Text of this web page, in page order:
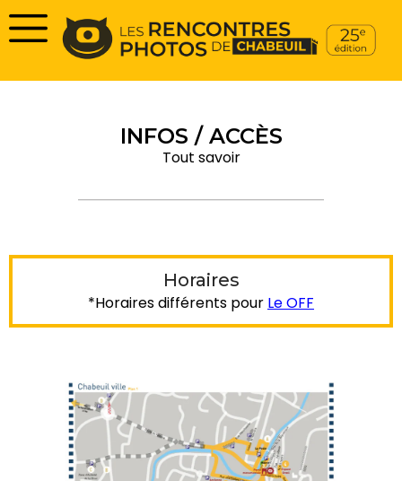
INFOS / ACCÈS
Tout savoir
Horaires
*Horaires différents pour Le OFF